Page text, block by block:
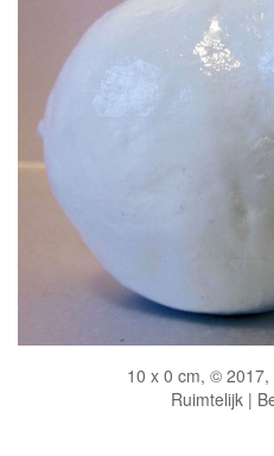
10 x 0 cm, ©
Ruimtelijk |